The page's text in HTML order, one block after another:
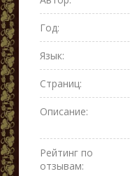
Год:
Язык:
Страниц:
Описание:
Рейтинг по
отзывам: